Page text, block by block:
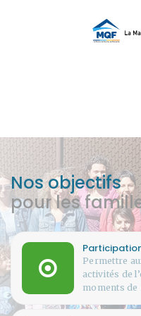
LA MAISON DE
À PROPOS
SECTEUR
CONTACTS
Nos objectifs
pour les
Permettre
activités de
moments de